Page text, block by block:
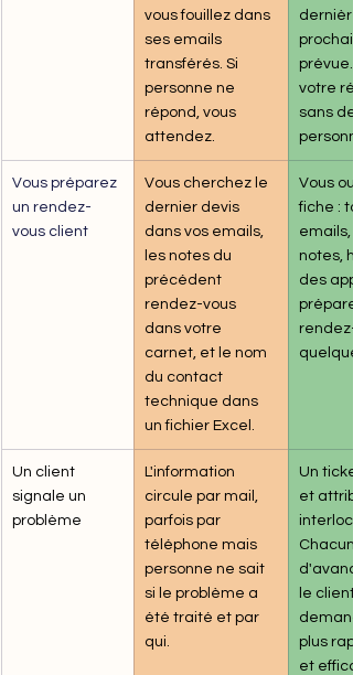
vous fouillez dans
ses emails
transférés. Si
personne ne
répond, vous
attendez.
votre
sans
Vous préparez
un rendez-
vous client
Vous cherchez le
dernier devis
dans vos emails,
les notes du
précédent
rendez-vous
dans votre
carnet, et le nom
du contact
technique dans
un fichier Excel.
Vous
fiche :
emails,
notes,
des
Un client
signale un
problème
L'information
circule par mail,
parfois par
téléphone mais
personne ne sait
si le problème a
été traité et par
qui.
Un
et
le
plus
et